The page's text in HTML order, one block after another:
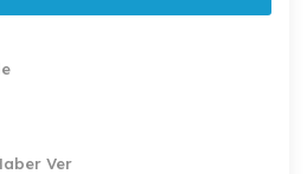
Ver